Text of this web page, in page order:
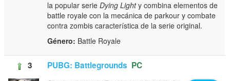
la popular serieDying Lighty combina elementos de
battle royale con la mecánica de parkour y combate
contra zombis característica de la serie original.
Género: Battle Royale
3 PUBG: Battlegrounds PC